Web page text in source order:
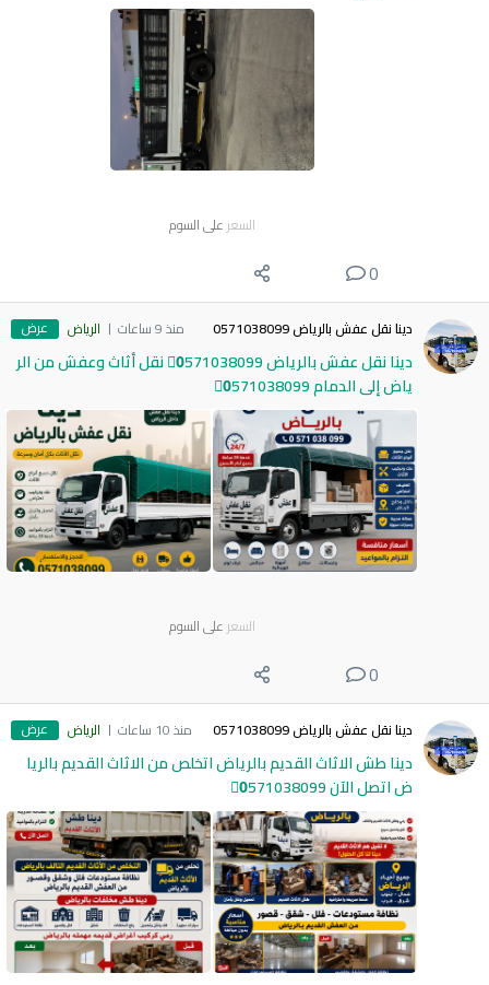
السعر على السوم
0
دينا نقل عفش بالرياض 0571038099 منذ 9 ساعات الرياض عرض
دينا نقل عفش بالرياض 0َ571038099 نقل أثاث وعفش من الر
ياض إلى الدمام 0َ571038099
السعر على السوم
0
دينا نقل عفش بالرياض 0571038099 منذ 10 ساعات الرياض عرض
دينا طش الاثاث القديم بالرياض اتخلص من الاثاث القديم بالريا
ض اتصل الآن 0َ571038099